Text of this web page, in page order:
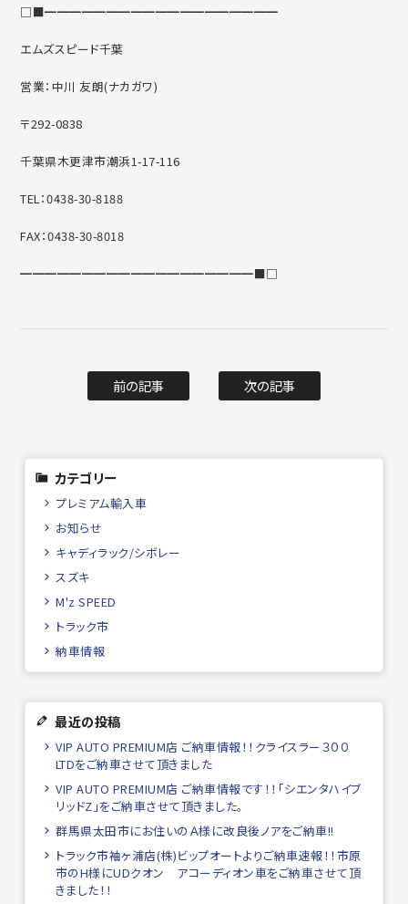
□■━━━━━━━━━━━━━━━━━━━
エムズスピード千葉
営業：中川 友朗(ナカガワ)
〒292-0838
千葉県木更津市潮浜1-17-116
TEL：0438-30-8188
FAX：0438-30-8018
━━━━━━━━━━━━━━━━━━━■□
前の記事 次の記事
カテゴリー
プレミアム輸入車
お知らせ
キャディラック/シボレー
スズキ
M'z SPEED
トラック市
納車情報
最近の投稿
VIP AUTO PREMIUM店 ご納車情報！！クライスラー３００
LTDをご納車させて頂きました
VIP AUTO PREMIUM店 ご納車情報です！！「シエンタハイブ
リッドZ」をご納車させて頂きました。
群馬県太田市にお住いのＡ様に改良後ノアをご納車!!
トラック市袖ヶ浦店(株)ビップオートよりご納車速報！！市原
市のH様にUDクオン アコーディオン車をご納車させて頂
きました！！